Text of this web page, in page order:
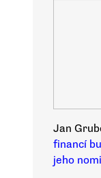
Jan
financí
jeho